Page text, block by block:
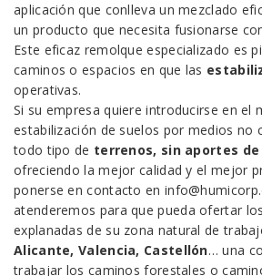
aplicación que conlleva un mezclado
un producto que necesita fusionarse
Este eficaz remolque especializado es
caminos o espacios en que las
operativas.
Si su empresa quiere introducirse en el
estabilización de suelos por medios no
todo tipo de terrenos, sin aportes de
ofreciendo la mejor calidad y el mejor
ponerse en contacto en
atenderemos para que pueda ofertar
explanadas de su zona natural de
Alicante, Valencia, Castellón… una
trabajar los caminos forestales o